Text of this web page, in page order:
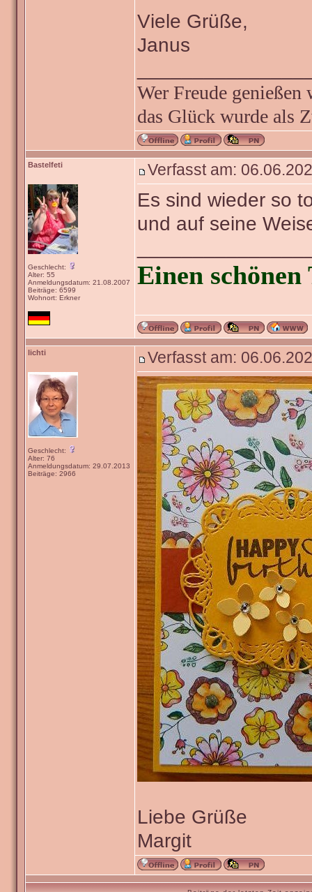
Viele Grüße,
Janus
Wer Freude
das Glück wurde als
Bastelfeti
Geschlecht:
Alter: 55
Anmeldungsdatum: 21.08.2007
Beiträge: 6599
Wohnort: Erkner
Verfasst am:
Es sind wieder so
und auf seine
Einen
lichti
Geschlecht:
Alter: 76
Anmeldungsdatum: 29.07.2013
Beiträge: 2966
Verfasst am:
Liebe Grüße
Margit